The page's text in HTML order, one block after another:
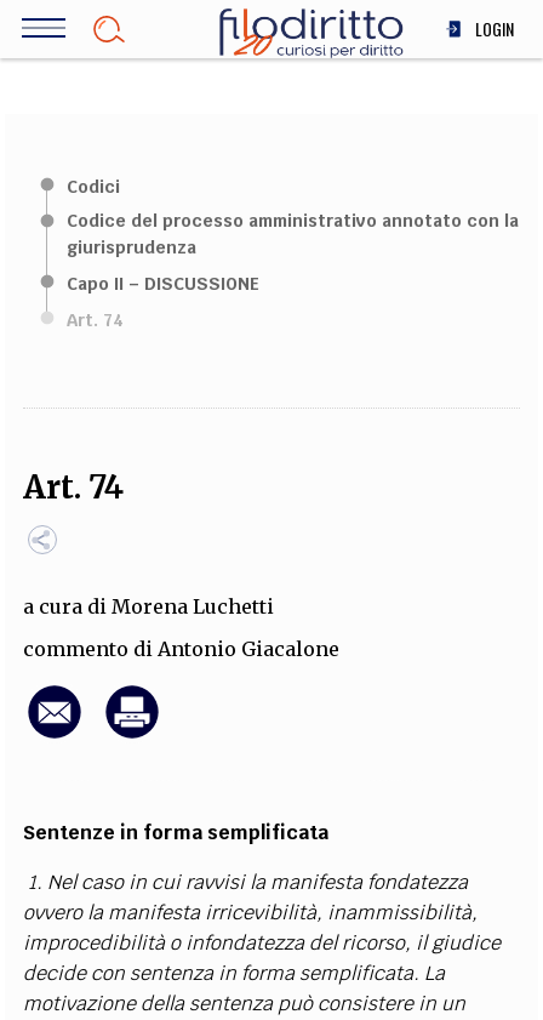
Salta
LOGIN
SCIENZA
FILODIRITTO
FOTOGRAFI
CODICI RUBRICHE LIBRI PROCEEDINGS
Codici
Codice del processo amministrativo annotato con la
giurisprudenza
Capo II – DISCUSSIONE
Art. 74
Art. 74
a cura diMorena Luchetti
commento diAntonio Giacalone
Sentenze in forma semplificata
1. Nel caso in cui ravvisi la manifesta fondatezza
ovvero la manifesta irricevibilità, inammissibilità,
improcedibilità o infondatezza del ricorso, il giudice
decide con sentenza in forma semplificata. La
motivazione della sentenza può consistere in un